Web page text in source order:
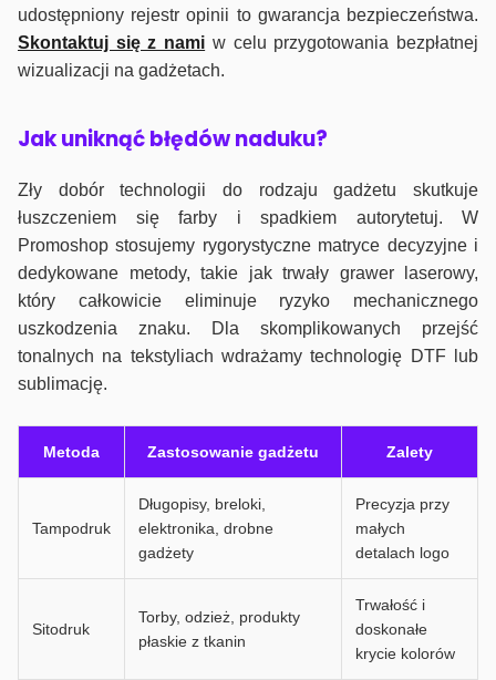
udostępniony rejestr opinii to gwarancja bezpieczeństwa.
Skontaktuj się z nami w celu przygotowania bezpłatnej
wizualizacji na gadżetach.
Jak uniknąć błędów naduku?
Zły dobór technologii do rodzaju gadżetu skutkuje
łuszczeniem się farby i spadkiem autorytetuj. W
Promoshop stosujemy rygorystyczne matryce decyzyjne i
dedykowane metody, takie jak trwały grawer laserowy,
który całkowicie eliminuje ryzyko mechanicznego
uszkodzenia znaku. Dla skomplikowanych przejść
tonalnych na tekstyliach wdrażamy technologię DTF lub
sublimację.
Metoda Zastosowanie gadżetu Zalety
Tampodruk
Długopisy, breloki,
elektronika, drobne
gadżety
Precyzja przy
małych
detalach logo
Sitodruk
Torby, odzież, produkty
płaskie z tkanin
Trwałość i
doskonałe
krycie kolorów